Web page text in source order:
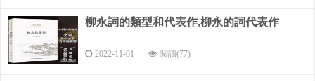
這是一首懷人詞。上片寫登高望遠，離愁油然而生。“佇倚
危樓風細細”，
“危樓”，暗示抒情主人公立足既高，游目必遠。“佇倚”，則
柳永詞的類型和代表作,柳永的詞代表作
2022-11-01 閱讀(77)